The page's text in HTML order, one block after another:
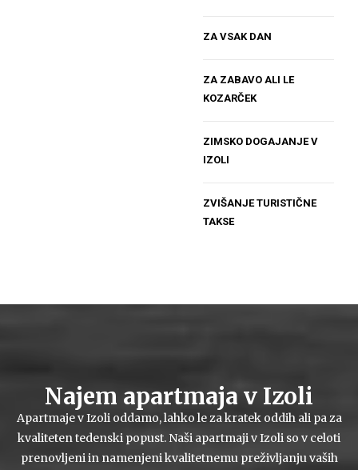
ZA VSAK DAN
ZA ZABAVO ALI LE
KOZARČEK
ZIMSKO DOGAJANJE V
IZOLI
ZVIŠANJE TURISTIČNE
TAKSE
Najem apartmaja v Izoli
Apartmaje v Izoli oddamo, lahko le za kratek oddih ali pa za
kvaliteten tedenski popust. Naši apartmaji v Izoli so v celoti
prenovljeni in namenjeni kvalitetnemu preživljanju vaših